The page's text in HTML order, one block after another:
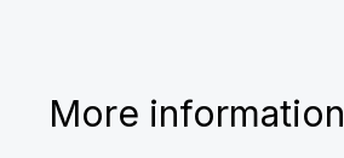
More information